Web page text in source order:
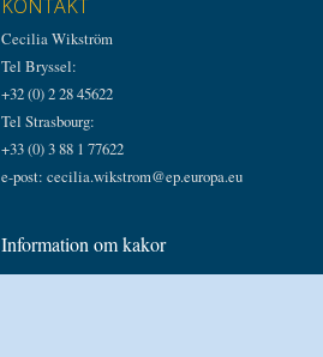
KONTAKT
Cecilia Wikström
Tel Bryssel:
+32 (0) 2 28 45622
Tel Strasbourg:
+33 (0) 3 88 1 77622
e-post: cecilia.wikstrom@ep.europa.eu
Information om kakor